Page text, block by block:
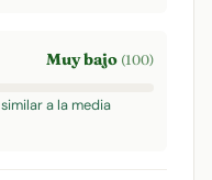
Muy bajo (100)
a la media